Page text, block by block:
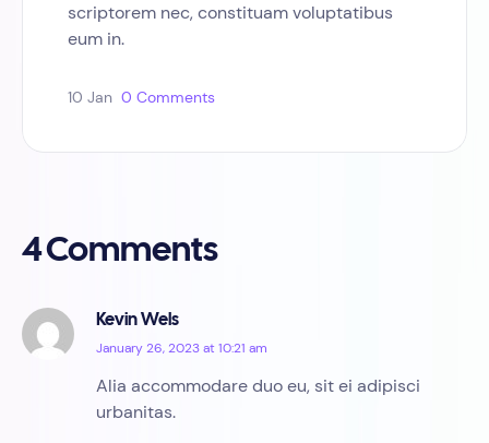
scriptorem nec, constituam voluptatibus
eum in.
10 Jan 0 Comments
4 Comments
Kevin Wels
January 26, 2023 at 10:21 am
Alia accommodare duo eu, sit ei adipisci
urbanitas.